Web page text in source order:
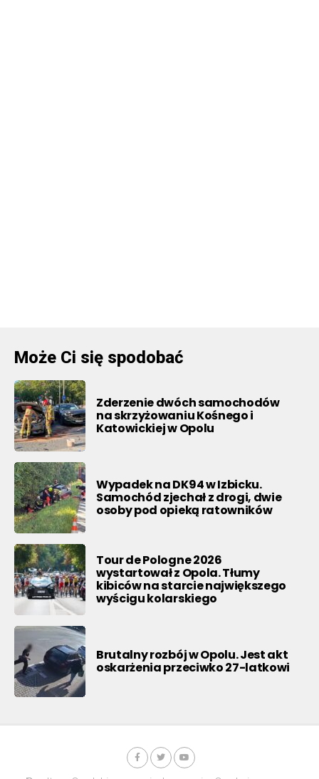
Może Ci się spodobać
Zderzenie dwóch samochodów
na skrzyżowaniu Kośnego i
Katowickiej w Opolu
Wypadek na DK94 w Izbicku.
Samochód zjechał z drogi, dwie
osoby pod opieką ratowników
Tour de Pologne 2026
wystartował z Opola. Tłumy
kibiców na starcie największego
wyścigu kolarskiego
Brutalny rozbój w Opolu. Jest akt
oskarżenia przeciwko 27-latkowi